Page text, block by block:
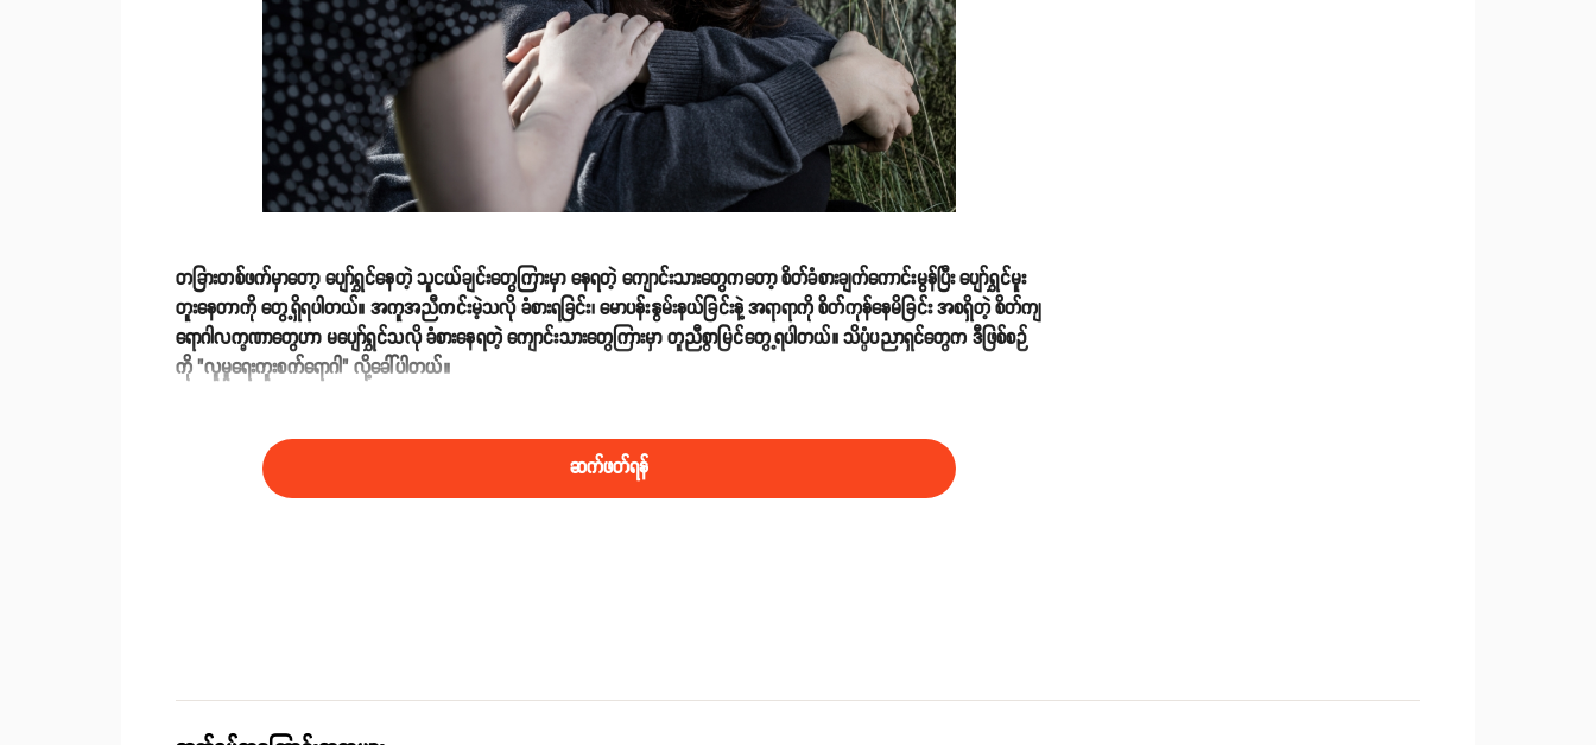
တခြားတစ်ဖက်မှာတော့ ပျော်ရွှင်နေတဲ့ သူငယ်ချင်းတွေကြားမှာ နေရတဲ့ ကျောင်းသားတွေကတော့ စိတ်ခံစားချက်ကောင်းမွန်ပြီး ပျော်ရွှင်မူး
တူးနေတာကို တွေ့ရှိရပါတယ်။ အကူအညီကင်းမဲ့သလို ခံစားရခြင်း၊ မောပန်းနွမ်းနယ်ခြင်းနဲ့ အရာရာကို စိတ်ကုန်နေမိခြင်း အစရှိတဲ့ စိတ်ကျ
ရောဂါလက္ခဏာတွေဟာ မပျော်ရွှင်သလို ခံစားနေရတဲ့ ကျောင်းသားတွေကြားမှာ တူညီစွာမြင်တွေ့ရပါတယ်။ သိပ္ပံပညာရှင်တွေက ဒီဖြစ်စဉ်
ကို "လူမှုရေးကူးစက်ရောဂါ" လို့ခေါ်ပါတယ်။
ဆက်ဖတ်ရန်